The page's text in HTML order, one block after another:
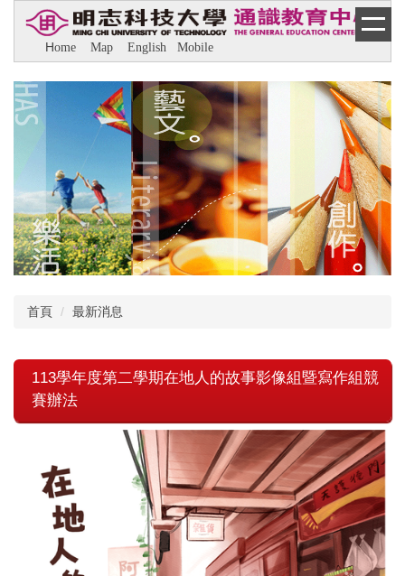
內
容
區
Home Map English Mobile
首頁 最新消息
113學年度第二學期在地人的故事影像組暨寫作組競
賽辦法